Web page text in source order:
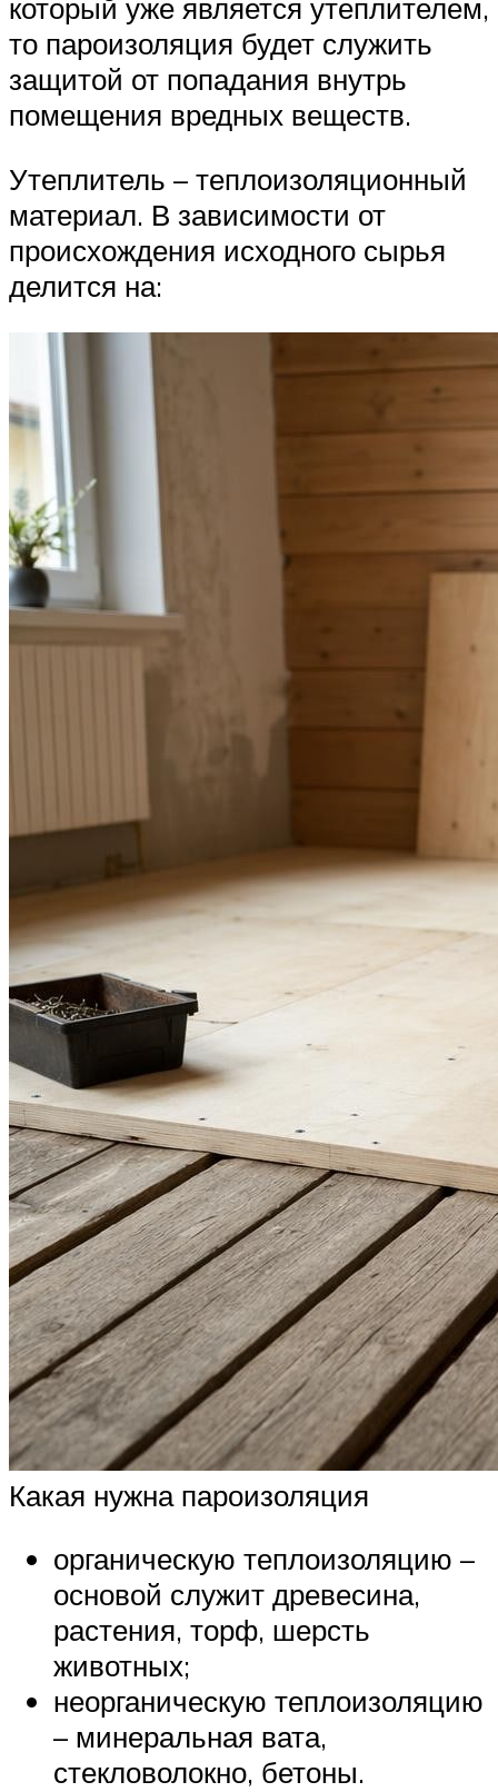
который уже является утеплителем,
то пароизоляция будет служить
защитой от попадания внутрь
помещения вредных веществ.
Утеплитель – теплоизоляционный
материал. В зависимости от
происхождения исходного сырья
делится на:
Какая нужна пароизоляция
органическую теплоизоляцию –
основой служит древесина,
растения, торф, шерсть
животных;
неорганическую теплоизоляцию
– минеральная вата,
стекловолокно, бетоны.